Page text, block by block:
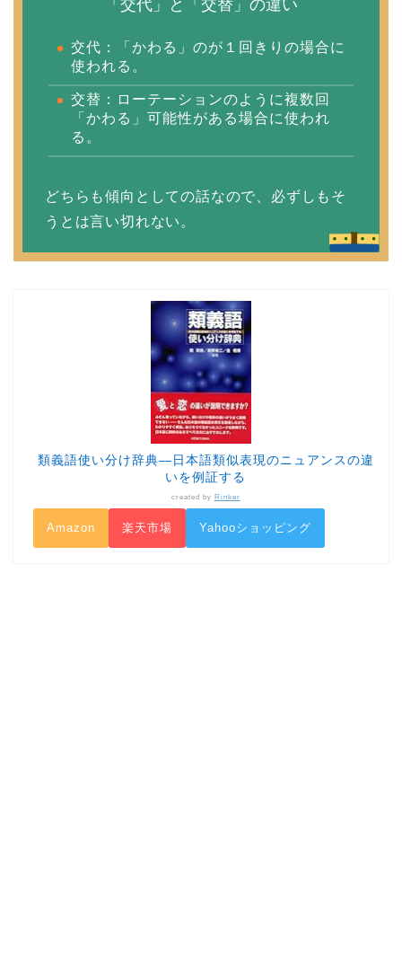
「交代」と「交替」の違い
交代：「かわる」のが１回きりの場合に
使われる。
交替：ローテーションのように複数回
「かわる」可能性がある場合に使われ
る。
どちらも傾向としての話なので、必ずしもそ
うとは言い切れない。
類義語使い分け辞典―日本語類似表現のニュアンスの違
いを例証する
created by Rinker
Amazon 楽天市場 Yahooショッピング